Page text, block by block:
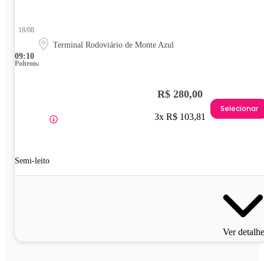
09:10
18/08
Terminal Rodoviário de Monte Azul
Poltrona
Semi-leito
R$ 280,00
3x R$ 103,81
Selecionar
Ver